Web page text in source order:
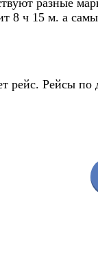
разные
8 ч 15 м. а
рейс. Рейсы